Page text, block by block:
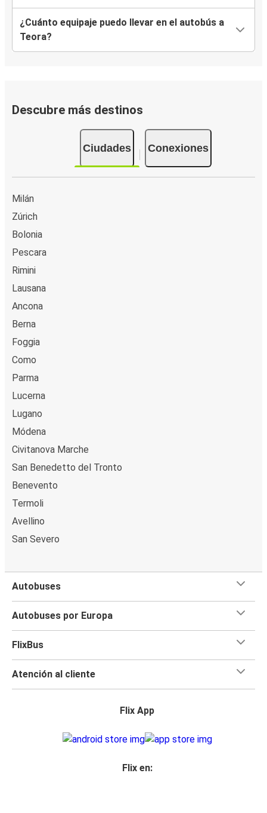
¿Cuánto equipaje puedo llevar en el autobús a
Teora?
Descubre más destinos
Ciudades Conexiones
Milán
Zúrich
Bolonia
Pescara
Rimini
Lausana
Ancona
Berna
Foggia
Como
Parma
Lucerna
Lugano
Módena
Civitanova Marche
San Benedetto del Tronto
Benevento
Termoli
Avellino
San Severo
Autobuses
Autobuses por Europa
FlixBus
Atención al cliente
Flix App
Flix en: